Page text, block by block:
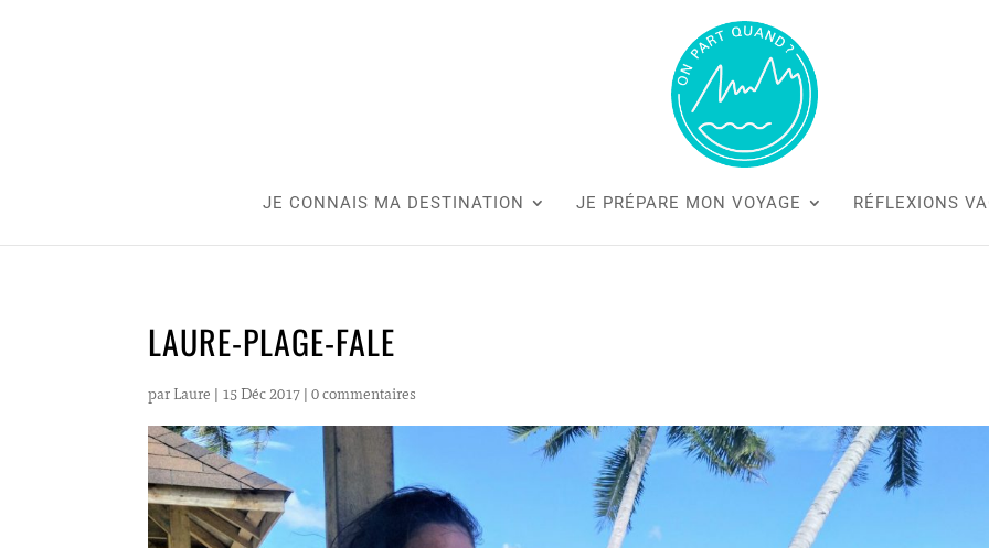
JE CONNAIS MA DESTINATION JE PRÉPARE MON VOYAGE RÉFLEXIONS
LAURE-PLAGE-FALE
par Laure | 15 Déc 2017 |0 commentaires